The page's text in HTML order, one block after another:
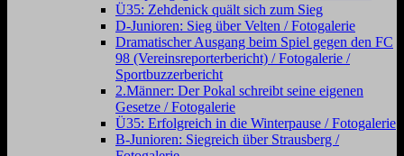
Ü35: Zehdenick quält sich zum Sieg
D-Junioren: Sieg über Velten / Fotogalerie
Dramatischer Ausgang beim Spiel gegen den FC
98 (Vereinsreporterbericht) / Fotogalerie /
Sportbuzzerbericht
2.Männer: Der Pokal schreibt seine eigenen
Gesetze / Fotogalerie
Ü35: Erfolgreich in die Winterpause / Fotogalerie
B-Junioren: Siegreich über Strausberg /